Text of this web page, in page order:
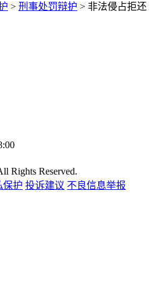
> 刑事处罚辩护 > 非法侵占拒还
Rights Reserved.
保护 投诉建议 不良信息举报